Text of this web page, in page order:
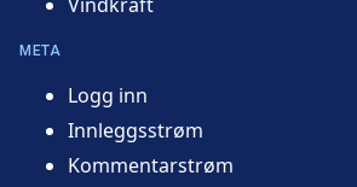
META
Logg inn
Innleggsstrøm
Kommentarstrøm